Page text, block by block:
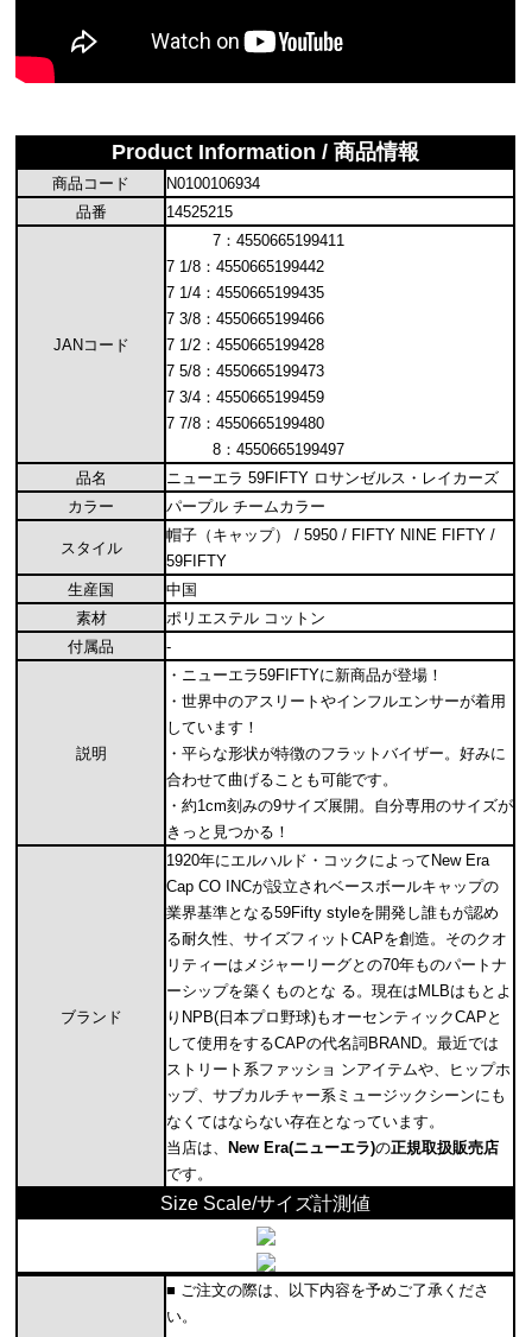
Product Information / 商品情報
商品コード
N0100106934
品番
14525215
JANコード
7：4550665199411
7 1/8：4550665199442
7 1/4：4550665199435
7 3/8：4550665199466
7 1/2：4550665199428
7 5/8：4550665199473
7 3/4：4550665199459
7 7/8：4550665199480
8：4550665199497
品名
ニューエラ 59FIFTY ロサンゼルス・レイカーズ
カラー
パープル チームカラー
スタイル
帽子（キャップ） / 5950 / FIFTY NINE FIFTY /
59FIFTY
生産国
中国
素材
ポリエステル コットン
付属品
-
説明
・ニューエラ59FIFTYに新商品が登場！
・世界中のアスリートやインフルエンサーが着用
しています！
・平らな形状が特徴のフラットバイザー。好みに
合わせて曲げることも可能です。
・約1cm刻みの9サイズ展開。自分専用のサイズが
きっと見つかる！
ブランド
1920年にエルハルド・コックによってNew Era
Cap CO INCが設立されベースボールキャップの
業界基準となる59Fifty styleを開発し誰もが認め
る耐久性、サイズフィットCAPを創造。そのクオ
リティーはメジャーリーグとの70年ものパートナ
ーシップを築くものとな る。現在はMLBはもとよ
りNPB(日本プロ野球)もオーセンティックCAPと
して使用をするCAPの代名詞BRAND。最近では
ストリート系ファッショ ンアイテムや、ヒップホ
ップ、サブカルチャー系ミュージックシーンにも
なくてはならない存在となっています。
当店は、
New Era(ニューエラ)の正規取扱販売店
です。
Size Scale/サイズ計測値
■ ご注文の際は、以下内容を予めご了承くださ
い。